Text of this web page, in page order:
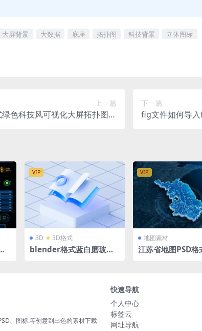
大屏背景 大数据 底座 拓扑图 科技背景 立体图标
上一篇
色科技风可视化大屏拓扑图立
下一篇
fig文件如何导
VIP
3D 3D格式
blender格式蓝白磨玻璃
VIP
地图素材
江苏省地图PSD格
、图标.等创意到出色的素材下载
快速导航
个人中心
标签云
网址导航